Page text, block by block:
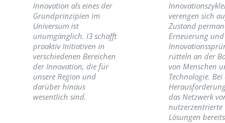
Innovation als eines der
Grundprinzipien im
Universum ist
unumgänglich. I3 schafft
proaktiv Initiativen in
verschiedenen Bereichen
der Innovation, die für
unsere Region und
darüber hinaus
wesentlich sind.
verengen sich
Zustand
Erneuerung und
rütteln an der
von Menschen
Technologie. Bei
das Netzwerk
nutzerzentrierte
Lösungen